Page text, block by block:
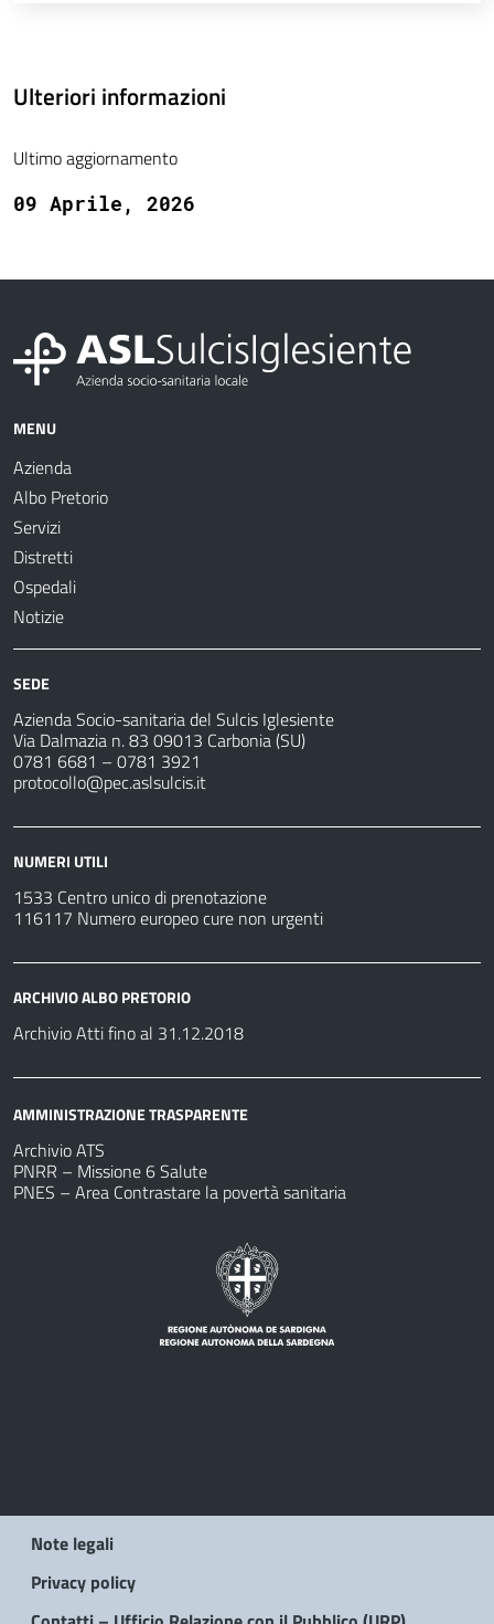
Ulteriori informazioni
Ultimo aggiornamento
09 Aprile, 2026
MENU
Azienda
Albo Pretorio
Servizi
Distretti
Ospedali
Notizie
SEDE
Azienda Socio-sanitaria del Sulcis Iglesiente
Via Dalmazia n. 83 09013 Carbonia (SU)
0781 6681 – 0781 3921
protocollo@pec.aslsulcis.it
NUMERI UTILI
1533 Centro unico di prenotazione
116117 Numero europeo cure non urgenti
ARCHIVIO ALBO PRETORIO
Archivio Atti fino al 31.12.2018
AMMINISTRAZIONE TRASPARENTE
Archivio ATS
PNRR – Missione 6 Salute
PNES – Area Contrastare la povertà sanitaria
Note legali
Privacy policy